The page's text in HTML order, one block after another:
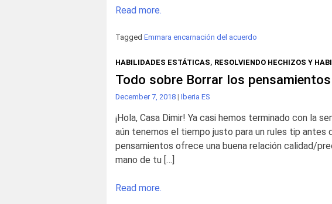
Read more.
Tagged Emmara encarnación del acuerdo
HABILIDADES ESTÁTICAS, RESOLVIENDO HECHIZOS Y
Todo sobre Borrar los pensamientos
December 7, 2018 | Iberia ES
¡Hola, Casa Dimir! Ya casi hemos terminado con la
aún tenemos el tiempo justo para un rules tip antes
pensamientos ofrece una buena relación calidad/
mano de tu […]
Read more.